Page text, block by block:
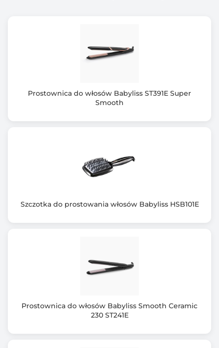
Prostownica do włosów Babyliss ST391E Super
Smooth
Szczotka do prostowania włosów Babyliss HSB101E
Prostownica do włosów Babyliss Smooth Ceramic
230 ST241E